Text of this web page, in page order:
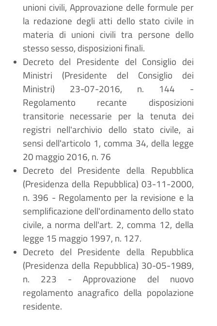
unioni civili, Approvazione delle formule per
la redazione degli atti dello stato civile in
materia di unioni civili tra persone dello
stesso sesso, disposizioni finali.
Decreto del Presidente del Consiglio dei
Ministri (Presidente del Consiglio dei
Ministri) 23-07-2016, n. 144 -
Regolamento recante disposizioni
transitorie necessarie per la tenuta dei
registri nell'archivio dello stato civile, ai
sensi dell'articolo 1, comma 34, della legge
20 maggio 2016, n. 76
Decreto del Presidente della Repubblica
(Presidenza della Repubblica) 03-11-2000,
n. 396 - Regolamento per la revisione e la
semplificazione dell'ordinamento dello stato
civile, a norma dell'art. 2, comma 12, della
legge 15 maggio 1997, n. 127.
Decreto del Presidente della Repubblica
(Presidenza della Repubblica) 30-05-1989,
n. 223 - Approvazione del nuovo
regolamento anagrafico della popolazione
residente.